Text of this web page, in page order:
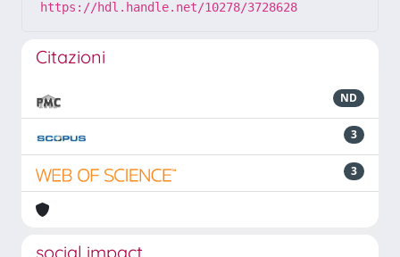
https://hdl.handle.net/10278/3728628
Citazioni
ND
3
3
social impact